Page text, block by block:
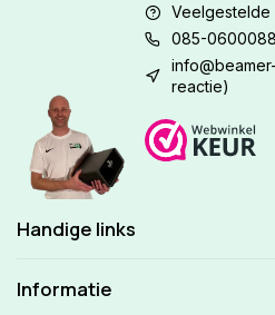
Veelgestelde
085-0600088
reactie)
Handige links
Informatie